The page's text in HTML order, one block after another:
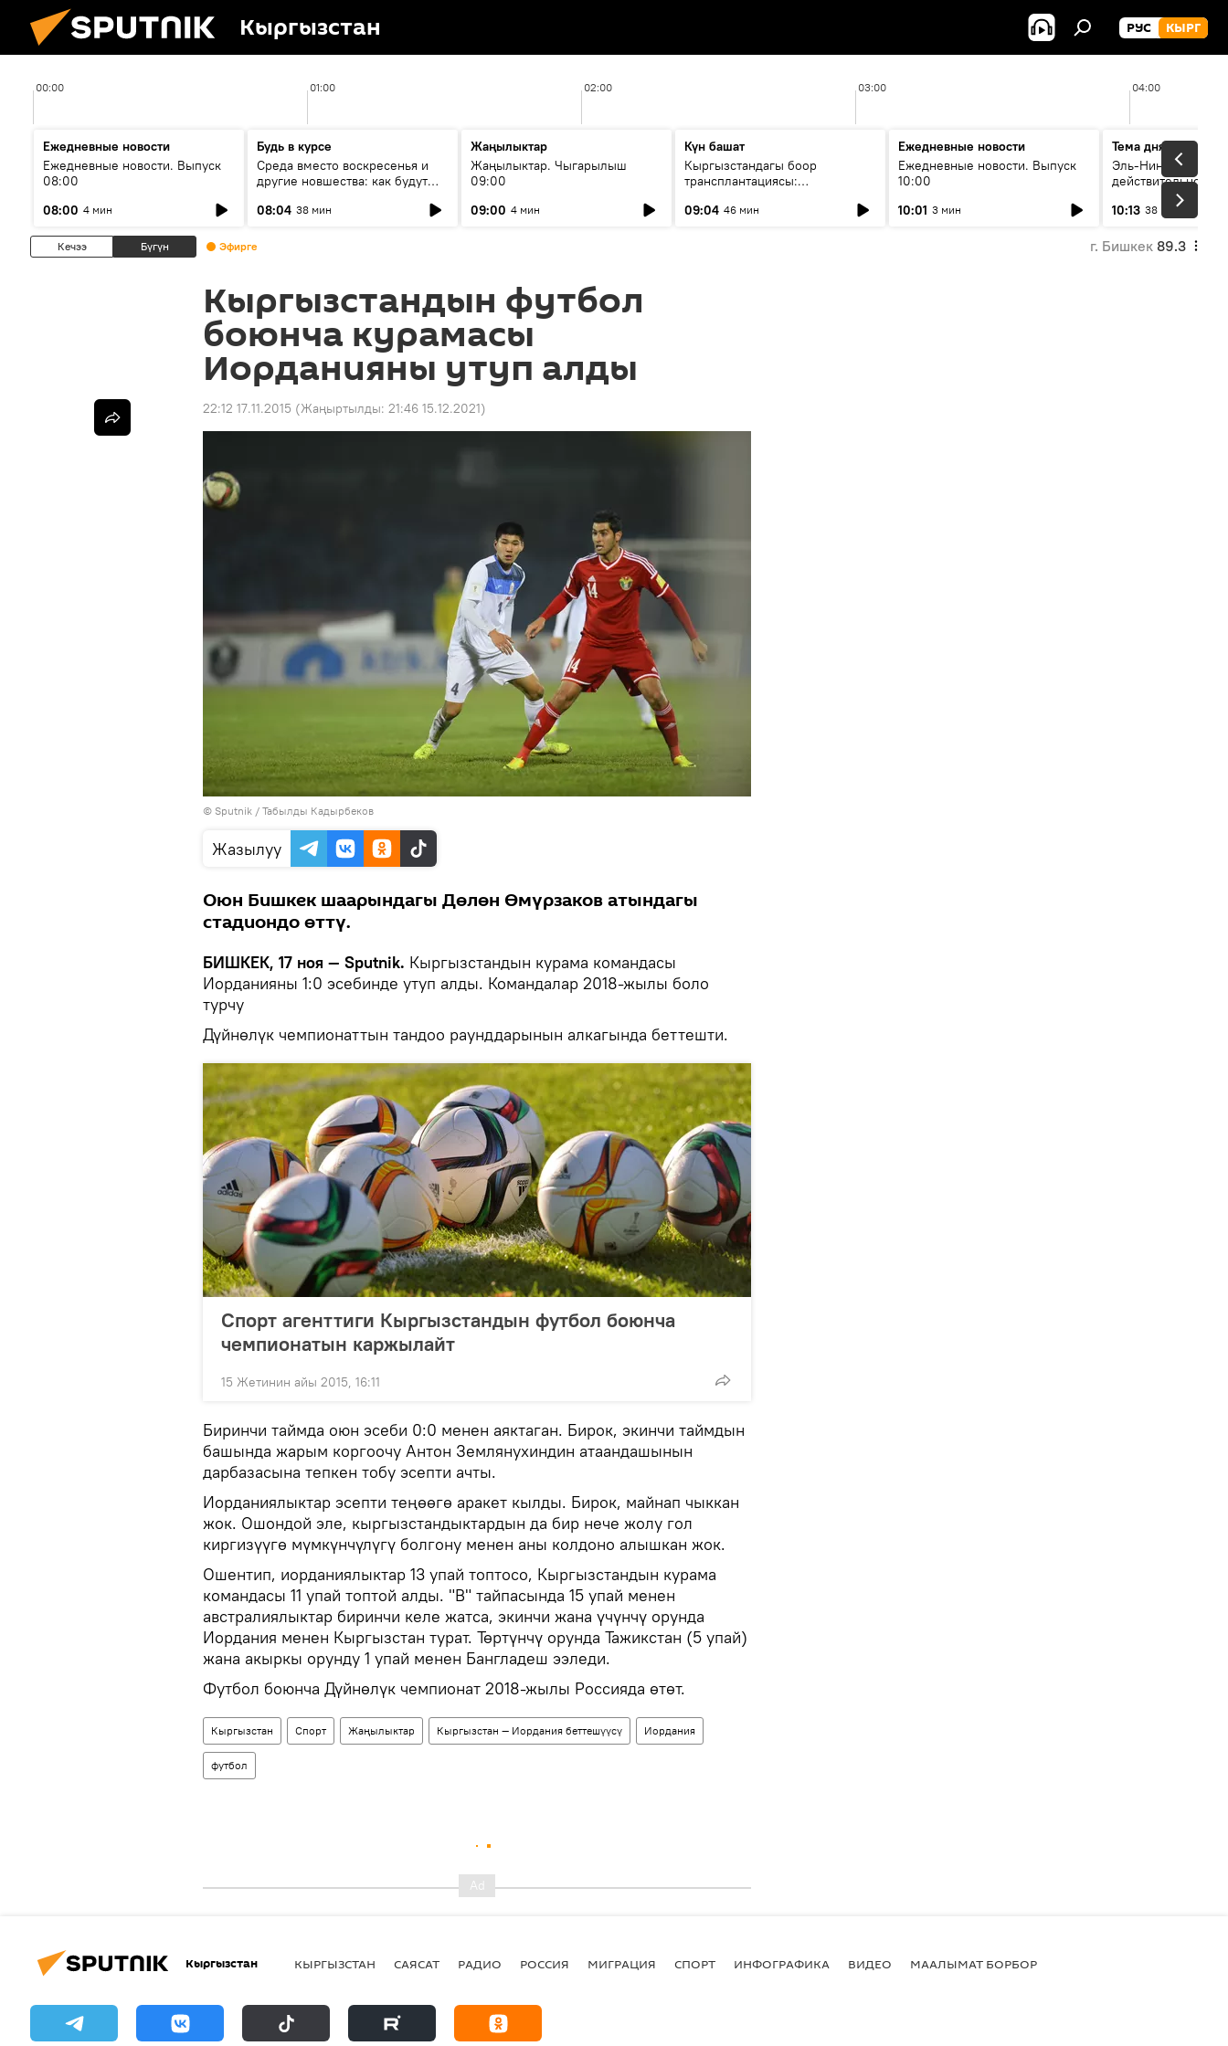
Кыргызстан РУС КЫРГ
00:00 01:00 02:00 03:00 04:00
Ежедневные новости
Ежедневные новости. Выпуск
08:00
08:00 4 мин
Будь в курсе
Среда вместо воскресенья и
другие новшества: как будут
08:04 38 мин
Жаңылыктар
Жаңылыктар. Чыгарылыш
09:00
09:00 4 мин
Күн башат
Кыргызстандагы боор
трансплантациясы:
келечеги
09:04 46 мин
Ежедневные новости
Ежедневные новости. Выпуск
10:00
10:01 3 мин
Тема дня
Эль-Ниньо, жара и
действительно
погоду в
10:13 38 мин
Кечээ Бүгүн Эфирге г. Бишкек 89.3
Кыргызстандын футбол
боюнча курамасы
Иорданияны утуп алды
22:12 17.11.2015 (Жаңыртылды: 21:46 15.12.2021)
© Sputnik / Табылды Кадырбеков
Жазылуу
Оюн Бишкек шаарындагы Дөлөн Өмүрзаков атындагы
стадиондо өттү.
БИШКЕК, 17 ноя — Sputnik. Кыргызстандын курама командасы
Иорданияны 1:0 эсебинде утуп алды. Командалар 2018-жылы боло
турчу
Дүйнөлүк чемпионаттын тандоо раунддарынын алкагында беттешти.
Спорт агенттиги Кыргызстандын футбол боюнча
чемпионатын каржылайт
15 Жетинин айы 2015, 16:11
Биринчи таймда оюн эсеби 0:0 менен аяктаган. Бирок, экинчи таймдын
башында жарым коргоочу Антон Землянухиндин атаандашынын
дарбазасына тепкен тобу эсепти ачты.
Иорданиялыктар эсепти теңөөгө аракет кылды. Бирок, майнап чыккан
жок. Ошондой эле, кыргызстандыктардын да бир нече жолу гол
киргизүүгө мүмкүнчүлүгү болгону менен аны колдоно алышкан жок.
Ошентип, иорданиялыктар 13 упай топтосо, Кыргызстандын курама
командасы 11 упай топтой алды. "В" тайпасында 15 упай менен
австралиялыктар биринчи келе жатса, экинчи жана үчүнчү орунда
Иордания менен Кыргызстан турат. Төртүнчү орунда Тажикстан (5 упай)
жана акыркы орунду 1 упай менен Бангладеш ээледи.
Футбол боюнча Дүйнөлүк чемпионат 2018-жылы Россияда өтөт.
Кыргызстан Спорт Жаңылыктар Кыргызстан — Иордания беттешүүсү Иордания
футбол
Кыргызстан КЫРГЫЗСТАН САЯСАТ РАДИО РОССИЯ МИГРАЦИЯ СПОРТ ИНФОГРАФИКА ВИДЕО МААЛЫМАТ БОРБОР